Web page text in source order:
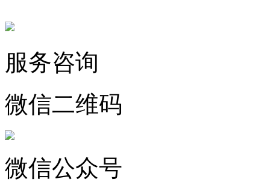
服务咨询
微信二维码
微信公众号